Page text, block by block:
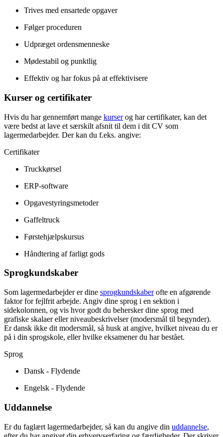
Trives med ensartede opgaver
Følger proceduren
Udpræget ordensmenneske
Mødestabil og punktlig
Effektiv og har fokus på at effektivisere
Kurser og certifikater
Hvis du har gennemført mange kurserog har certifikater, kan det
være bedst at lave et særskilt afsnit til dem i dit CV som
lagermedarbejder. Der kan du f.eks. angive:
Certifikater
Truckkørsel
ERP-software
Opgavestyringsmetoder
Gaffeltruck
Førstehjælpskursus
Håndtering af farligt gods
Sprogkundskaber
Som lagermedarbejder er dine sprogkundskaberofte en afgørende
faktor for fejlfrit arbejde. Angiv dine sprog i en sektion i
sidekolonnen, og vis hvor godt du behersker dine sprog med
grafiske skalaer eller niveaubeskrivelser (modersmål til begynder).
Er dansk ikke dit modersmål, så husk at angive, hvilket niveau du er
på i din sprogskole, eller hvilke eksamener du har bestået.
Sprog
Dansk - Flydende
Engelsk - Flydende
Uddannelse
Er du faglært lagermedarbejder, så kan du angive din uddannelse,